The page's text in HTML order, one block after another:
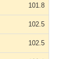
101.8
102.5
102.5